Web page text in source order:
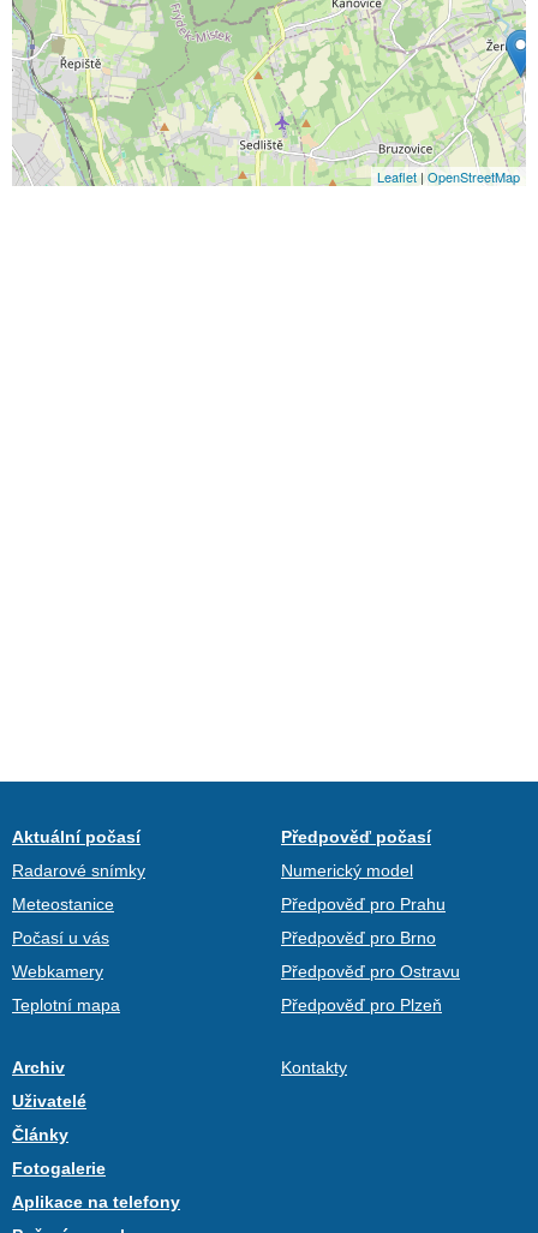
Leaflet | OpenStreetMap
Aktuální počasí
Radarové snímky
Meteostanice
Počasí u vás
Webkamery
Teplotní mapa
Předpověď počasí
Numerický model
Předpověď pro Prahu
Předpověď pro Brno
Předpověď pro Ostravu
Předpověď pro Plzeň
Archiv
Uživatelé
Články
Fotogalerie
Aplikace na telefony
Kontakty